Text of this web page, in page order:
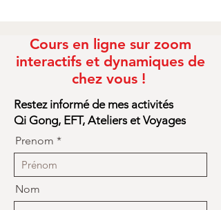
Cours en ligne sur zoom
interactifs et dynamiques de
chez vous !
Restez informé de mes activités
Qi Gong, EFT, Ateliers et Voyages
Prenom
Nom